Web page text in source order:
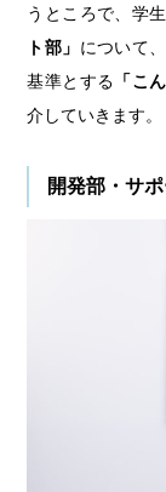
うところで、学
ト部」 について
基準とする 「こ
介していきます。
開発部・サ